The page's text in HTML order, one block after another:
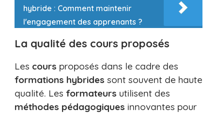
hybride : Comment maintenir
l'engagement des apprenants ?
La qualité des cours proposés
Les cours proposés dans le cadre des
formations hybrides sont souvent de haute
qualité. Les formateurs utilisent des
méthodes pédagogiques innovantes pour